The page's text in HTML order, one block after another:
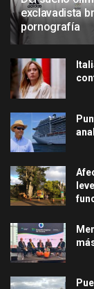
exclavadista
pornografía